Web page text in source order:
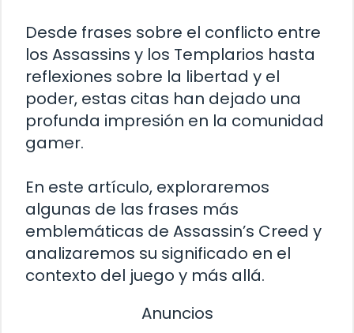
Desde frases sobre el conflicto entre
los Assassins y los Templarios hasta
reflexiones sobre la libertad y el
poder, estas citas han dejado una
profunda impresión en la comunidad
gamer.
En este artículo, exploraremos
algunas de las frases más
emblemáticas de Assassin’s Creed y
analizaremos su significado en el
contexto del juego y más allá.
Anuncios